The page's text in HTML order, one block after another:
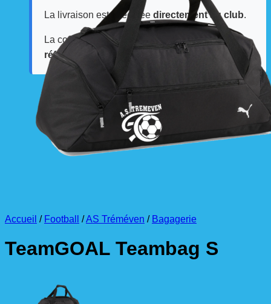
La livraison est effectuée directement au club.
La commande est à récupérer auprès du
référent des équipements du club
Accueil / Football /AS Tréméven / Bagagerie
TeamGOAL Teambag S